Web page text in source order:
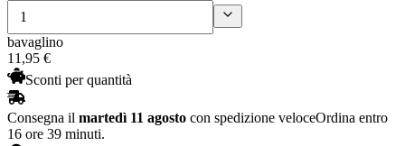
bavaglino
11 ,95 €
Sconti per quantità
Consegna il martedì 11 agosto con spedizione veloceOrdina entro
16 ore 39 minuti.